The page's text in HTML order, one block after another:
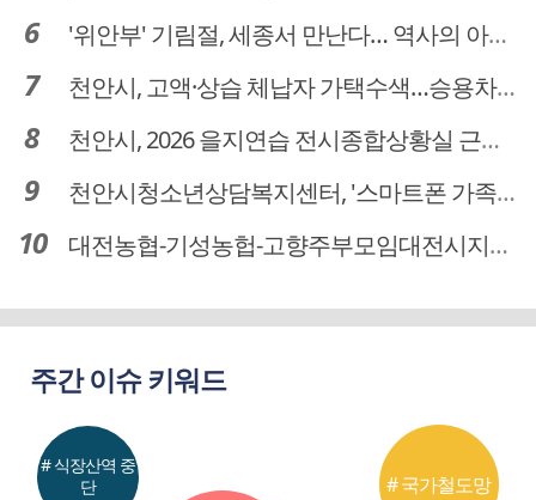
'위안부' 기림절, 세종서 만난다… 역사의 아픔 치유, '평화의 장'
천안시, 고액·상습 체납자 가택수색…승용차 압류·공매 착수
천안시, 2026 을지연습 전시종합상황실 근무자 사전교육
천안시청소년상담복지센터, '스마트폰 가족치유캠프' 운영
대전농협-기성농헙-고향주부모임대전시지회, 이심점심 중식지원 봉사활동
주간 이슈 키워드
# 국가철도망
# 식장산역 중
단